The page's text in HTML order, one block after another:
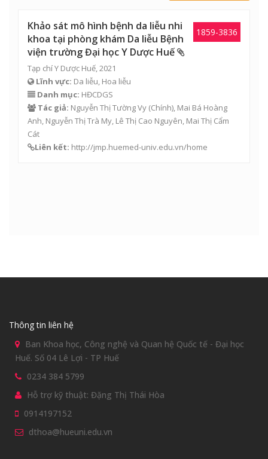
1859-3836
Khảo sát mô hình bệnh da liễu nhi
khoa tại phòng khám Da liễu Bệnh
viện trường Đại học Y Dược Huế
Tạp chí Y Dược Huế, 2021
Lĩnh vực: Da liễu, Hoa liễu
Danh mục: HĐCDGS
Tác giả: Nguyễn Thị Tường Vy (Chính), Mai Bá Hoàng
Anh, Nguyễn Thị Trà My, Lê Thị Cao Nguyên, Mai Thị Cẩm
Cát
Liên kết: http://jmp.huemed-univ.edu.vn/home
Thông tin liên hệ
Ban Khoa học, Công nghệ và Quan hệ Quốc tế - Đại học
Huế. Số 04 Lê Lợi - TP Huế
0234 384 5799
Hỗ trợ kỹ thuật: Đặng Thị Thái Hòa
0914197152
dthoa@hueuni.edu.vn